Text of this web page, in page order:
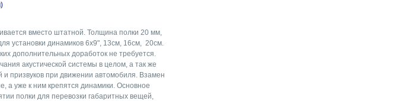
вместо штатной. Толщина полки 20 мм,
установки динамиков 6x9", 13см, 16см, 20см.
дополнительных доработок не требуется.
акустической системы в целом, а так же
призвуков при движении автомобиля. Взамен
а уже к ним крепятся динамики. Основное
полки для перевозки габаритных вещей,